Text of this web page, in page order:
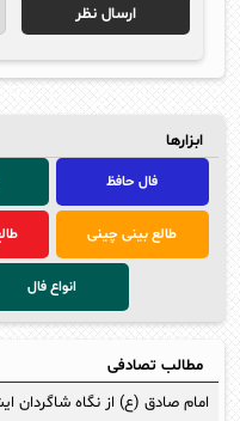
ابزارها
فال حافظ
طالع بینی چینی
انواع فال
مطالب تصادفی
امام صادق (ع) از نگاه شاگردان